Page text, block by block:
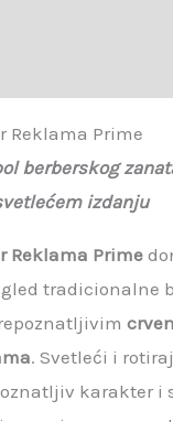
Reklama Prime
berberskog
izdanju
Reklama Prime
tradicionalne
. Svetleći i
karakter i